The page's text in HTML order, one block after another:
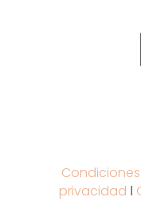
privacidad Ι